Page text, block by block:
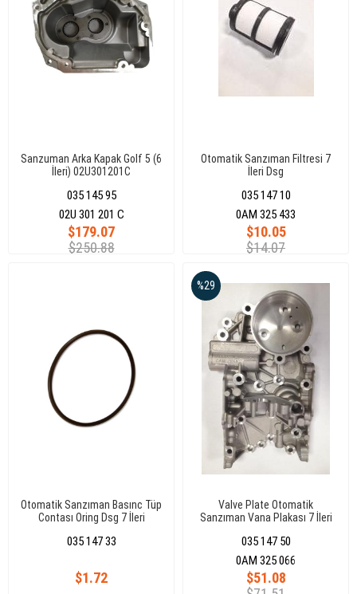
Sanzuman Arka Kapak Golf 5 (6
İleri) 02U301201C
035 145 95
$179.07
$250.88
02U 301 201 C
Otomatik Sanzıman Filtresi 7
İleri Dsg
035 147 10
$10.05
$14.07
0AM 325 433
Otomatik Sanzıman Basınc Tüp
Contası Oring Dsg 7 İleri
035 147 33
$1.72
Valve Plate Otomatik
Sanzıman Vana Plakası 7 İleri
035 147 50
$51.08
%29
0AM 325 066